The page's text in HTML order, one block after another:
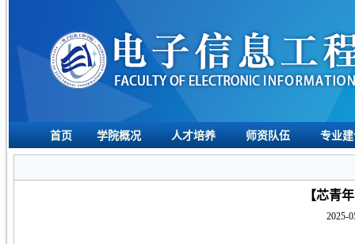
首页 学院概况 人才培养 师资队伍 专业
【芯青
2025-